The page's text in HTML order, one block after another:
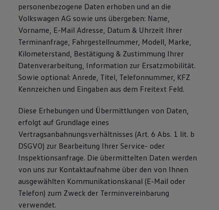
personenbezogene Daten erhoben und an die
Volkswagen AG sowie uns übergeben: Name,
Vorname, E-Mail Adresse, Datum & Uhrzeit Ihrer
Terminanfrage, Fahrgestellnummer, Modell, Marke,
Kilometerstand, Bestätigung & Zustimmung Ihrer
Datenverarbeitung, Information zur Ersatzmobilität.
Sowie optional: Anrede, Titel, Telefonnummer, KFZ
Kennzeichen und Eingaben aus dem Freitext Feld.
Diese Erhebungen und Übermittlungen von Daten,
erfolgt auf Grundlage eines
Vertragsanbahnungsverhältnisses (Art. 6 Abs. 1 lit. b
DSGVO) zur Bearbeitung Ihrer Service- oder
Inspektionsanfrage. Die übermittelten Daten werden
von uns zur Kontaktaufnahme über den von Ihnen
ausgewählten Kommunikationskanal (E-Mail oder
Telefon) zum Zweck der Terminvereinbarung
verwendet.